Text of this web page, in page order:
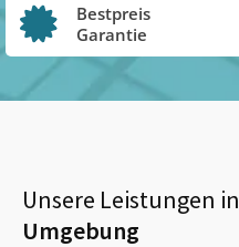
Bestpreis
Garantie
Unsere Leistungen in
Umgebung